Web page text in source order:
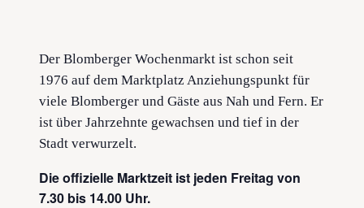
Der Blomberger Wochenmarkt ist schon seit
1976 auf dem Marktplatz Anziehungspunkt für
viele Blomberger und Gäste aus Nah und Fern. Er
ist über Jahrzehnte gewachsen und tief in der
Stadt verwurzelt.
Die offizielle Marktzeit ist jeden Freitag von
7.30 bis 14.00 Uhr.